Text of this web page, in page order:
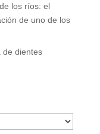
los ríos: el
de uno de los
de dientes